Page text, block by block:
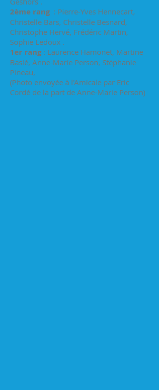
2ème rang : Pierre-Yves Hennecart,
Christelle Bars, Christelle Besnard,
Christophe Hervé, Frédéric Martin,
Sophie Ledoux .
1er rang : Laurence Hamonet, Martine
Baslé, Anne-Marie Person, Stéphanie
Pineau,
(Photo envoyée à l'Amicale par Eric
Cordé de la part de Anne-Marie Person)